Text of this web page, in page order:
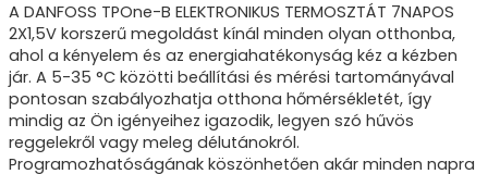
A DANFOSS TPOne-B ELEKTRONIKUS TERMOSZTÁT 7NAPOS
2X1,5V korszerű megoldást kínál minden olyan otthonba,
ahol a kényelem és az energiahatékonyság kéz a kézben
jár. A 5-35 °C közötti beállítási és mérési tartományával
pontosan szabályozhatja otthona hőmérsékletét, így
mindig az Ön igényeihez igazodik, legyen szó hűvös
reggelekről vagy meleg délutánokról.
Programozhatóságának köszönhetően akár minden napra